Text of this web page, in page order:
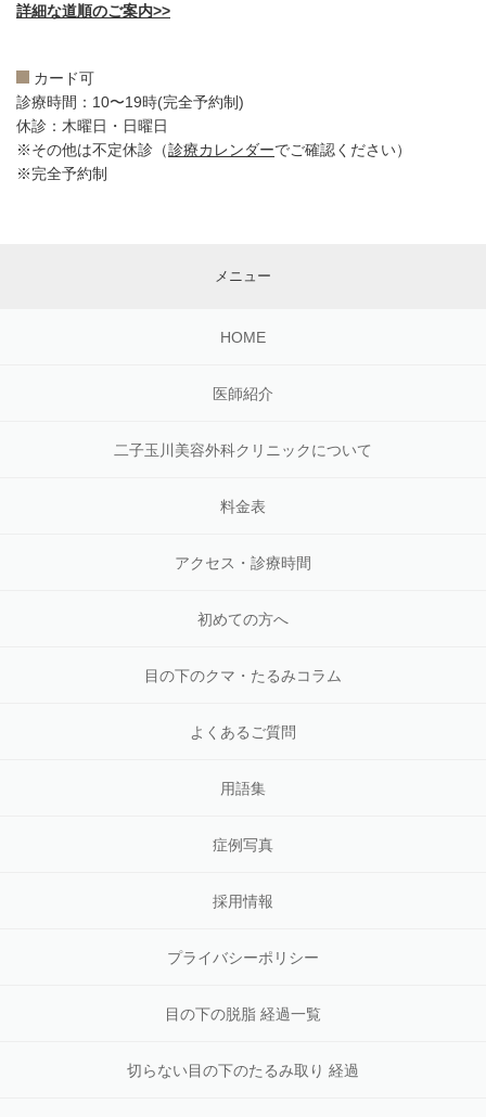
詳細な道順のご案内>>
カード可
診療時間：10〜19時(完全予約制)
休診：木曜日・日曜日
※その他は不定休診（診療カレンダーでご確認ください）
※完全予約制
メニュー
HOME
医師紹介
二子玉川美容外科クリニックについて
料金表
アクセス・診療時間
初めての方へ
目の下のクマ・たるみコラム
よくあるご質問
用語集
症例写真
採用情報
プライバシーポリシー
目の下の脱脂 経過一覧
切らない目の下のたるみ取り 経過